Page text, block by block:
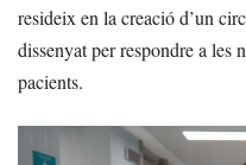
resideix en la creació d’un
dissenyat per respondre a les
pacients.